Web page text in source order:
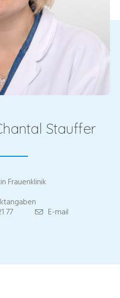
Stauffer
Frauenklinik
77 E-mail